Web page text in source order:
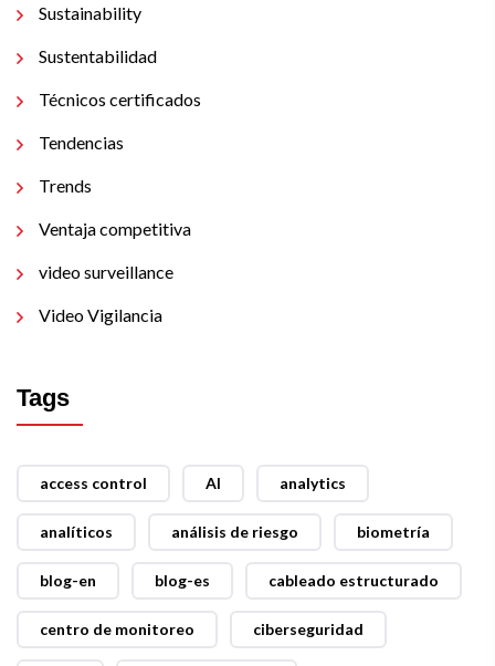
Sustainability
Sustentabilidad
Técnicos certificados
Tendencias
Trends
Ventaja competitiva
video surveillance
Video Vigilancia
Tags
access control AI analytics
analíticos análisis de riesgo biometría
blog-en blog-es cableado estructurado
centro de monitoreo ciberseguridad